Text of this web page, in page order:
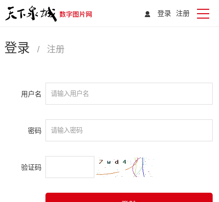
登录 注册
登录 / 注册
用户名
密码
验证码